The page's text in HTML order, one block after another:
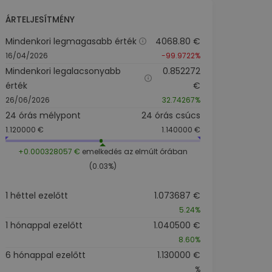
ÁRTELJESÍTMÉNY
Mindenkori legmagasabb érték
16/04/2026
4068.80 €
-99.9722%
Mindenkori legalacsonyabb
érték
26/06/2026
0.852272
€
32.74267%
24 órás mélypont
1.120000 €
24 órás csúcs
1.140000 €
+0.000328057 € emelkedés az elmúlt órában
(0.03%)
1 héttel ezelőtt 1.073687 €
5.24%
1 hónappal ezelőtt 1.040500 €
8.60%
6 hónappal ezelőtt 1.130000 €
%